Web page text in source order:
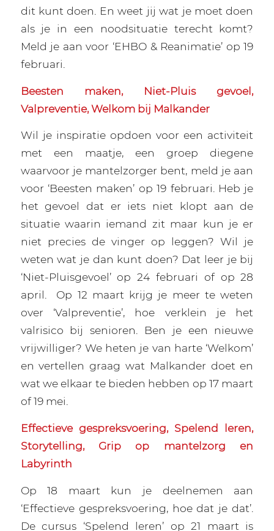
dit kunt doen. En weet jij wat je moet doen
als je in een noodsituatie terecht komt?
Meld je aan voor ‘EHBO & Reanimatie’ op 19
februari.
Beesten maken, Niet-Pluis gevoel,
Valpreventie, Welkom bij Malkander
Wil je inspiratie opdoen voor een activiteit
met een maatje, een groep diegene
waarvoor je mantelzorger bent, meld je aan
voor ‘Beesten maken’ op 19 februari. Heb je
het gevoel dat er iets niet klopt aan de
situatie waarin iemand zit maar kun je er
niet precies de vinger op leggen? Wil je
weten wat je dan kunt doen? Dat leer je bij
‘Niet-Pluisgevoel’ op 24 februari of op 28
april.
Op 12 maart krijg je meer te weten
over ‘Valpreventie’, hoe verklein je het
valrisico bij senioren. Ben je een nieuwe
vrijwilliger? We heten je van harte ‘Welkom’
en vertellen graag wat Malkander doet en
wat we elkaar te bieden hebben op 17 maart
of 19 mei.
Effectieve gespreksvoering, Spelend leren,
Storytelling, Grip op mantelzorg en
Labyrinth
Op 18 maart kun je deelnemen aan
‘Effectieve gespreksvoering, hoe dat je dat’.
De cursus ‘Spelend leren’ op 21 maart is